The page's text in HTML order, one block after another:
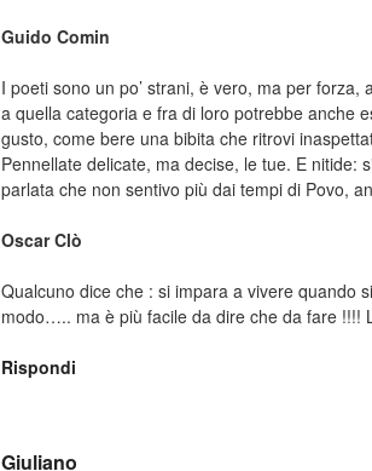
Guido Comin
I poeti sono un po’ strani, è vero, ma per
a quella categoria e fra di loro potrebbe anche
gusto, come bere una bibita che ritrovi
Pennellate delicate, ma decise, le tue. E nitide:
parlata che non sentivo più dai tempi di Povo,
Oscar Clò
Qualcuno dice che : si impara a vivere quando
modo….. ma è più facile da dire che da fare !!!!
Rispondi
Giuliano